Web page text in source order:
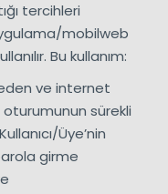
tercihleri
mobilweb
Bu kullanım:
ve internet
sürekli
Üye’nin
girme